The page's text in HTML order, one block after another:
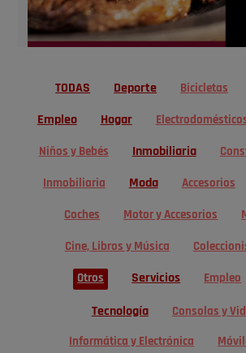
TODAS Deporte Bicicletas
Empleo Hogar
Niños y Bebés Inmobiliaria
Inmobiliaria Moda Accesorios
Coches Motor y Accesorios
Cine, Libros y Música
Otros Servicios Empleo
Tecnología Consolas y
Informática y Electrónica